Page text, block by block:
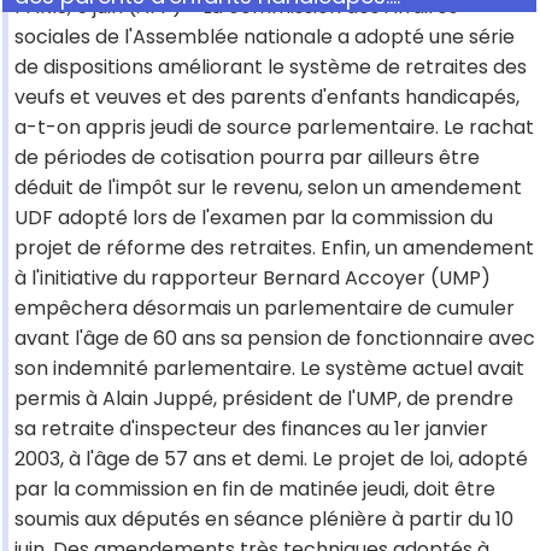
PARIS, 5 juin (AFP) - La commission des Affaires
sociales de l'Assemblée nationale a adopté une série
de dispositions améliorant le système de retraites des
veufs et veuves et des parents d'enfants handicapés,
a-t-on appris jeudi de source parlementaire. Le rachat
de périodes de cotisation pourra par ailleurs être
déduit de l'impôt sur le revenu, selon un amendement
UDF adopté lors de l'examen par la commission du
projet de réforme des retraites. Enfin, un amendement
à l'initiative du rapporteur Bernard Accoyer (UMP)
empêchera désormais un parlementaire de cumuler
avant l'âge de 60 ans sa pension de fonctionnaire avec
son indemnité parlementaire. Le système actuel avait
permis à Alain Juppé, président de l'UMP, de prendre
sa retraite d'inspecteur des finances au 1er janvier
2003, à l'âge de 57 ans et demi. Le projet de loi, adopté
par la commission en fin de matinée jeudi, doit être
soumis aux députés en séance plénière à partir du 10